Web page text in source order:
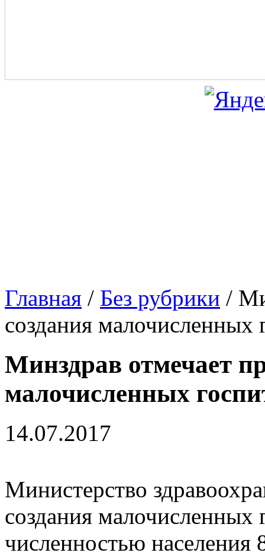
Главная / Без рубрики /
создания малочисленных
Минздрав отмечает
малочисленных
14.07.2017
Министерство
создания малочисленных
численностью населения